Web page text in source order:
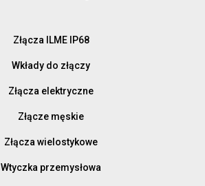
Złącza ILME IP68
Wkłady do złączy
Złącza elektryczne
Złącze męskie
Złącza wielostykowe
Wtyczka przemysłowa